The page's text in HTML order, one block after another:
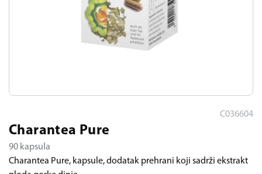
C036604
Charantea Pure
90 kapsula
Charantea Pure, kapsule, dodatak prehrani koji sadrži ekstrakt